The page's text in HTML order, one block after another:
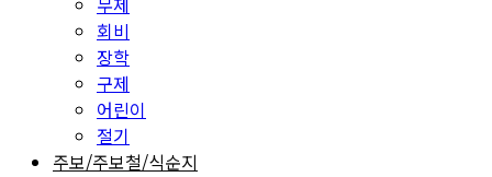
회비
장학
구제
어린이
절기
주보/주보철/식순지